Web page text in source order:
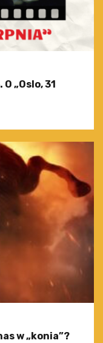
„Oslo, 31
w „konia”?